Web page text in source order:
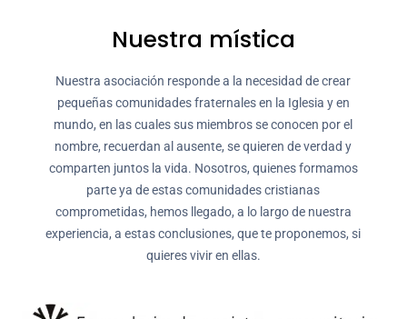
Nuestra mística
Nuestra asociación responde a la necesidad de crear
pequeñas comunidades fraternales en la Iglesia y en
mundo, en las cuales sus miembros se conocen por el
nombre, recuerdan al ausente, se quieren de verdad y
comparten juntos la vida. Nosotros, quienes formamos
parte ya de estas comunidades cristianas
comprometidas, hemos llegado, a lo largo de nuestra
experiencia, a estas conclusiones, que te proponemos, si
quieres vivir en ellas.